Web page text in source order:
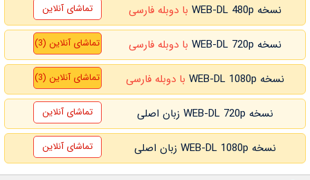
نسخه WEB-DL 480p با دوبله فارسی تماشای آنلاین
نسخه WEB-DL 720p با دوبله فارسی تماشای آنلاین (3)
نسخه WEB-DL 1080p با دوبله فارسی تماشای آنلاین (3)
نسخه WEB-DL 720p زبان اصلی تماشای آنلاین
نسخه WEB-DL 1080p زبان اصلی تماشای آنلاین